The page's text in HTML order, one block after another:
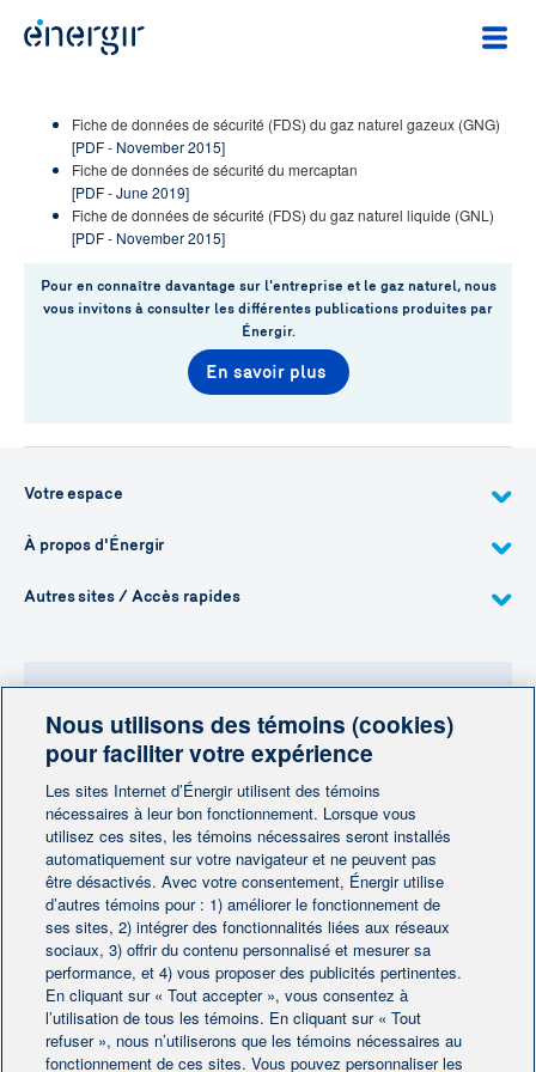
Fiche de données de sécurité (FDS) du gaz naturel gazeux (GNG)
[PDF - November 2015]
Fiche de données de sécurité du mercaptan
[PDF - June 2019]
Fiche de données de sécurité (FDS) du gaz naturel liquide (GNL)
[PDF - November 2015]
Pour en connaître davantage sur l'entreprise et le gaz naturel, nous
vous invitons à consulter les différentes publications produites par
Énergir.
En savoir plus
Votre espace
À propos d'Énergir
Autres sites / Accès rapides
Besoin de plus d'information?
Contactez-nous
Contactez-nous
Accueil | Contactez-nous |
Préférences des témoins | Avis juridique
Nous utilisons des témoins (cookies)
pour faciliter votre expérience
Les sites Internet d’Énergir utilisent des témoins
nécessaires à leur bon fonctionnement. Lorsque vous
utilisez ces sites, les témoins nécessaires seront installés
automatiquement sur votre navigateur et ne peuvent pas
être désactivés. Avec votre consentement, Énergir utilise
d’autres témoins pour : 1) améliorer le fonctionnement de
ses sites, 2) intégrer des fonctionnalités liées aux réseaux
sociaux, 3) offrir du contenu personnalisé et mesurer sa
performance, et 4) vous proposer des publicités pertinentes.
En cliquant sur « Tout accepter », vous consentez à
l’utilisation de tous les témoins. En cliquant sur « Tout
refuser », nous n’utiliserons que les témoins nécessaires au
fonctionnement de ces sites. Vous pouvez personnaliser les